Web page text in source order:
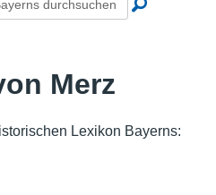
Merz
Lexikon Bayerns: